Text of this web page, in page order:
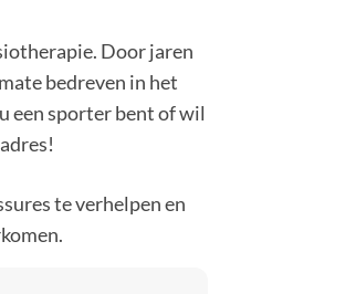
Door jaren
bedreven in het
een sporter bent of wil
te verhelpen en